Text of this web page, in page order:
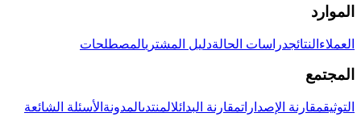
الموارد
العملاء النتائجدراسات الحالةدليل المشتريالمصطلحات
المجتمع
التوثيقمقارنة الإصداراتمقارنة البدائلالمنتدىالمدونة الأسئلة الشائعة